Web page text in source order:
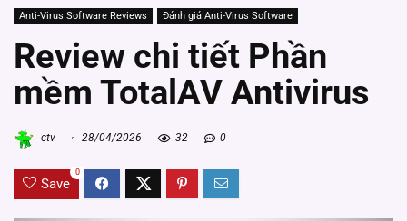
Anti-Virus Software Reviews Đánh giá Anti-Virus Software
Review chi tiết Phần
mềm TotalAV Antivirus
ctv 28/04/2026 32 0
Save
0